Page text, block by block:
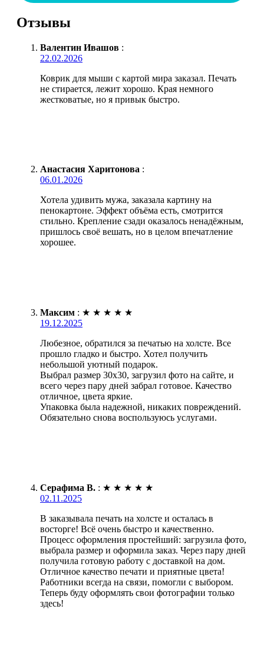
Отзывы
Валентин Ивашов :
22.02.2026
Коврик для мыши с картой мира заказал. Печать
не стирается, лежит хорошо. Края немного
жестковатые, но я привык быстро.
Анастасия Харитонова :
06.01.2026
Хотела удивить мужа, заказала картину на
пенокартоне. Эффект объёма есть, смотрится
стильно. Крепление сзади оказалось ненадёжным,
пришлось своё вешать, но в целом впечатление
хорошее.
Максим : ★ ★ ★ ★ ★
19.12.2025
Любезное, обратился за печатью на холсте. Все
прошло гладко и быстро. Хотел получить
небольшой уютный подарок.
Выбрал размер 30х30, загрузил фото на сайте, и
всего через пару дней забрал готовое. Качество
отличное, цвета яркие.
Упаковка была надежной, никаких повреждений.
Обязательно снова воспользуюсь услугами.
Серафима В. : ★ ★ ★ ★ ★
02.11.2025
В заказывала печать на холсте и осталась в
восторге! Всё очень быстро и качественно.
Процесс оформления простейший: загрузила фото,
выбрала размер и оформила заказ. Через пару дней
получила готовую работу с доставкой на дом.
Отличное качество печати и приятные цвета!
Работники всегда на связи, помогли с выбором.
Теперь буду оформлять свои фотографии только
здесь!